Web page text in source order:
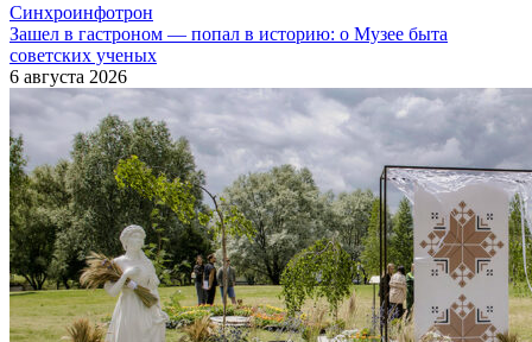
Синхроинфотрон
Зашел в гастроном — попал в историю: о Музее быта
советских ученых
6 августа 2026